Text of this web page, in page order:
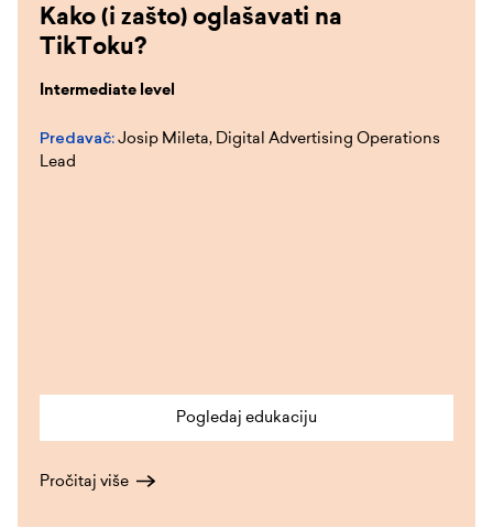
Kako (i zašto) oglašavati na
TikToku?
Intermediate level
Predavač:Josip Mileta, Digital Advertising Operations
Lead
Pogledaj edukaciju
Pročitaj više